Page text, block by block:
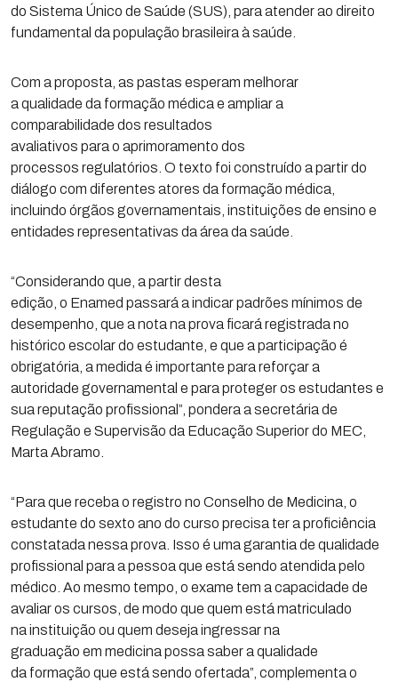
do Sistema Único de Saúde (SUS), para atender ao direito
fundamental da população brasileira à saúde.
Com a proposta, as pastas esperam melhorar
a qualidade da formação médica e ampliar a
comparabilidade dos resultados
avaliativos para o aprimoramento dos
processos regulatórios. O texto foi construído a partir do
diálogo com diferentes atores da formação médica,
incluindo órgãos governamentais, instituições de ensino e
entidades representativas da área da saúde.
“Considerando que, a partir desta
edição, o Enamed passará a indicar padrões mínimos de
desempenho, que a nota na prova ficará registrada no
histórico escolar do estudante, e que a participação é
obrigatória, a medida é importante para reforçar a
autoridade governamental e para proteger os estudantes e
sua reputação profissional”, pondera a secretária de
Regulação e Supervisão da Educação Superior do MEC,
Marta Abramo.
“Para que receba o registro no Conselho de Medicina, o
estudante do sexto ano do curso precisa ter a proficiência
constatada nessa prova. Isso é uma garantia de qualidade
profissional para a pessoa que está sendo atendida pelo
médico. Ao mesmo tempo, o exame tem a capacidade de
avaliar os cursos, de modo que quem está matriculado
na instituição ou quem deseja ingressar na
graduação em medicina possa saber a qualidade
da formação que está sendo ofertada”, complementa o